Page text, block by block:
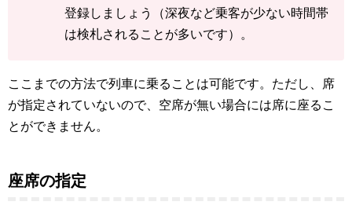
登録しましょう（深夜など乗客が少ない時間帯
は検札されることが多いです）。
ここまでの方法で列車に乗ることは可能です。ただし、席
が指定されていないので、空席が無い場合には席に座るこ
とができません。
座席の指定